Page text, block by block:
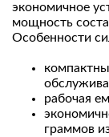
экономичное
мощность
Особенности
рабочая
граммов